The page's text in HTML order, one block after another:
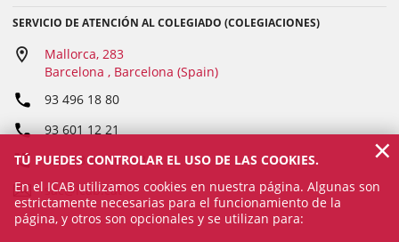
SERVICIO DE ATENCIÓN AL COLEGIADO (COLEGIACIONES)
Mallorca, 283
Barcelona , Barcelona (Spain)
93 496 18 80
93 601 12 21
Fax: 93 487 65 03
sac@icab.cat
TÚ PUEDES CONTROLAR EL USO DE LAS COOKIES.
En el ICAB utilizamos cookies en nuestra página. Algunas son
estrictamente necesarias para el funcionamiento de la
página, y otros son opcionales y se utilizan para:
×